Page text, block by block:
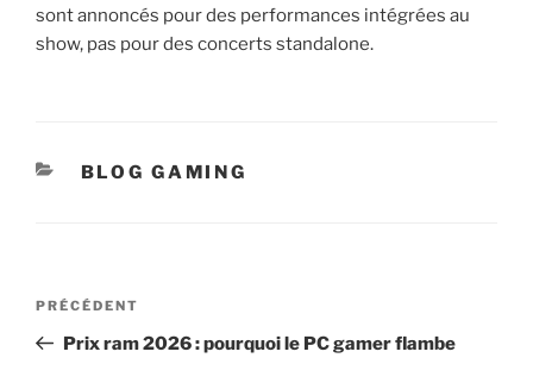
sont annoncés pour des performances intégrées au
show, pas pour des concerts standalone.
CATÉGORIES
BLOG GAMING
Navigation
l’article
Article
précédent
PRÉCÉDENT
Prix ram 2026 : pourquoi le PC gamer flambe